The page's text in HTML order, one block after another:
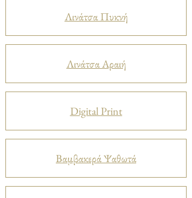
Λινάτσα Πυκνή
Λινάτσα Αραιή
Digital Print
Βαμβακερά Ψαθωτά